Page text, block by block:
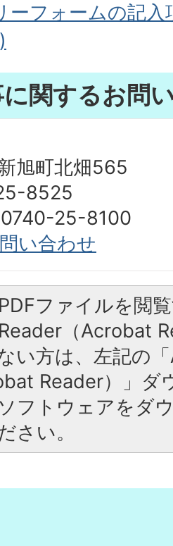
フォームの記
関するお問
旭町北畑565
8525
25-8100
い合わせ
PDFファイルを閲
Reader（Acrobat
い方は、左記の
Reader）」ダ
フトウェアをダ
さい。